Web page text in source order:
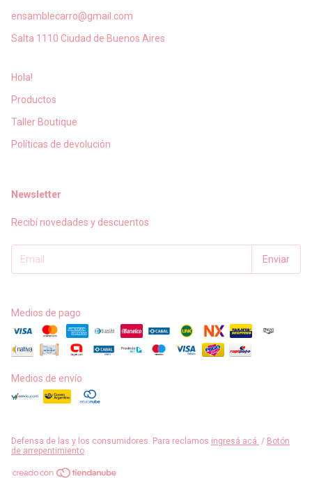
ensamblecarro@gmail.com
Salta 1110 Ciudad de Buenos Aires
Hola!
Productos
Taller Boutique
Políticas de devolución
Newsletter
Recibí novedades y descuentos
Medios de pago
Medios de envío
Defensa de las y los consumidores. Para reclamos ingresá acá. / Botón
de arrepentimiento